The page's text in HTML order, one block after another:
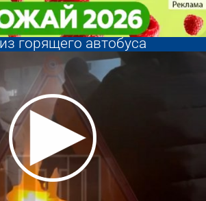
В Пензе водитель помог
пассажирам эвакуироваться
из горящего автобуса
В Пензе водитель помог
пассажирам эвакуироваться
из горящего автобуса
новости
и курсы
в Пензе